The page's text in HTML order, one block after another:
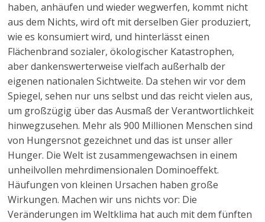
haben, anhäufen und wieder wegwerfen, kommt nicht
aus dem Nichts, wird oft mit derselben Gier produziert,
wie es konsumiert wird, und hinterlässt einen
Flächenbrand sozialer, ökologischer Katastrophen,
aber dankenswerterweise vielfach außerhalb der
eigenen nationalen Sichtweite. Da stehen wir vor dem
Spiegel, sehen nur uns selbst und das reicht vielen aus,
um großzügig über das Ausmaß der Verantwortlichkeit
hinwegzusehen. Mehr als 900 Millionen Menschen sind
von Hungersnot gezeichnet und das ist unser aller
Hunger. Die Welt ist zusammengewachsen in einem
unheilvollen mehrdimensionalen Dominoeffekt.
Häufungen von kleinen Ursachen haben große
Wirkungen. Machen wir uns nichts vor: Die
Veränderungen im Weltklima hat auch mit dem fünften